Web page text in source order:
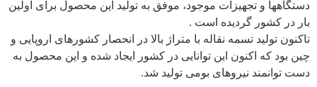
دستگاهها و تجهیزات موجود، موفق به تولید این محصول برای اولین
بار در کشور گردیده است .
تاکنون تولید تسمه نقاله با متراژ بالا در انحصار کشورهای اروپایی و
چین بود که اکنون این توانایی در کشور ایجاد شده و این محصول به
دست توانمند نیروهای بومی تولید شد.